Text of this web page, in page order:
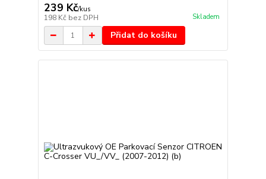
239 Kč/kus
198 Kč bez DPH Skladem
Přidat do košíku